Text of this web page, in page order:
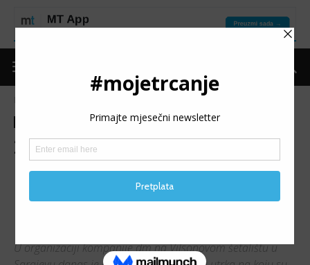
2. DM ŽENSKA UTRKA: U
konkurenciji više od 650
učesnica pobijedila Biljana
U organizaciji kompanije dm na Vilsonovom šetalištu u